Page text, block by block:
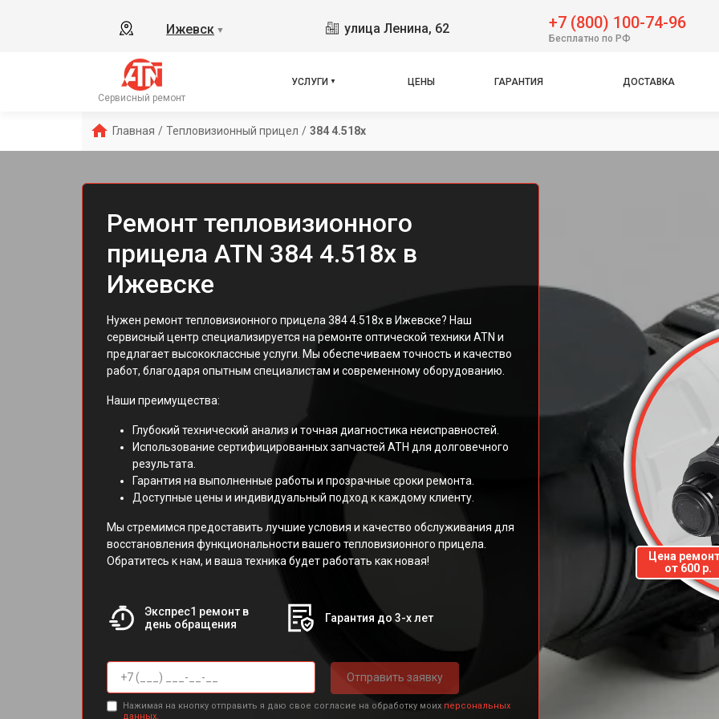
Ижевск ▼ улица Ленина, 62 +7 (800) 100-74-96
Бесплатно по РФ
Сервисный ремонт
УСЛУГИ ЦЕНЫ ГАРАНТИЯ ДОСТАВКА
Главная / Тепловизионный прицел / 384 4.518x
Ремонт тепловизионного
прицела ATN 384 4.518x в
Ижевске
Нужен ремонт тепловизионного прицела 384 4.518x в Ижевске? Наш
сервисный центр специализируется на ремонте оптической техники ATN и
предлагает высококлассные услуги. Мы обеспечиваем точность и качество
работ, благодаря опытным специалистам и современному оборудованию.
Наши преимущества:
Глубокий технический анализ и точная диагностика неисправностей.
Использование сертифицированных запчастей АТН для долговечного
результата.
Гарантия на выполненные работы и прозрачные сроки ремонта.
Доступные цены и индивидуальный подход к каждому клиенту.
Мы стремимся предоставить лучшие условия и качество обслуживания для
восстановления функциональности вашего тепловизионного прицела.
Обратитесь к нам, и ваша техника будет работать как новая!
Экспрес1 ремонт в
день обращения
Гарантия до 3-х лет
Отправить заявку
Нажимая на кнопку отправить я даю свое согласие на обработку моих персональных
данных.
Цена
от 600 р.